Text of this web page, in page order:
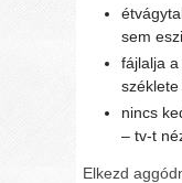
sem
fájlalja
nincs
– tv-t
Elkezd